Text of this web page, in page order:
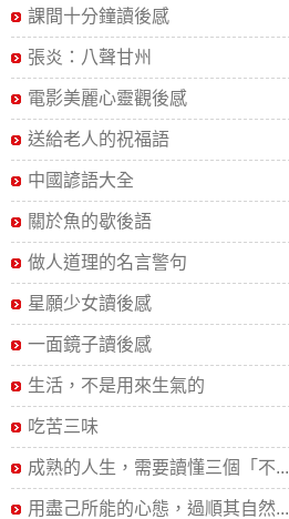
課間十分鐘讀後感
張炎：八聲甘州
電影美麗心靈觀後感
送給老人的祝福語
中國諺語大全
關於魚的歇後語
做人道理的名言警句
星願少女讀後感
一面鏡子讀後感
生活，不是用來生氣的
吃苦三味
成熟的人生，需要讀懂三個「不...
用盡己所能的心態，過順其自然...